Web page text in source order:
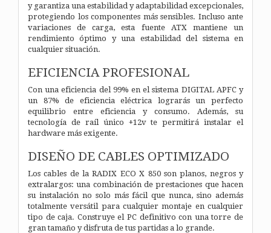
y garantiza una estabilidad y adaptabilidad excepcionales,
protegiendo los componentes más sensibles. Incluso ante
variaciones de carga, esta fuente ATX mantiene un
rendimiento óptimo y una estabilidad del sistema en
cualquier situación.
EFICIENCIA PROFESIONAL
Con una eficiencia del 99% en el sistema DIGITAL APFC y
un 87% de eficiencia eléctrica lograrás un perfecto
equilibrio entre eficiencia y consumo. Además, su
tecnología de raíl único +12v te permitirá instalar el
hardware más exigente.
DISEÑO DE CABLES OPTIMIZADO
Los cables de la RADIX ECO X 850 son planos, negros y
extralargos: una combinación de prestaciones que hacen
su instalación no solo más fácil que nunca, sino además
totalmente versátil para cualquier montaje en cualquier
tipo de caja. Construye el PC definitivo con una torre de
gran tamaño y disfruta de tus partidas a lo grande.